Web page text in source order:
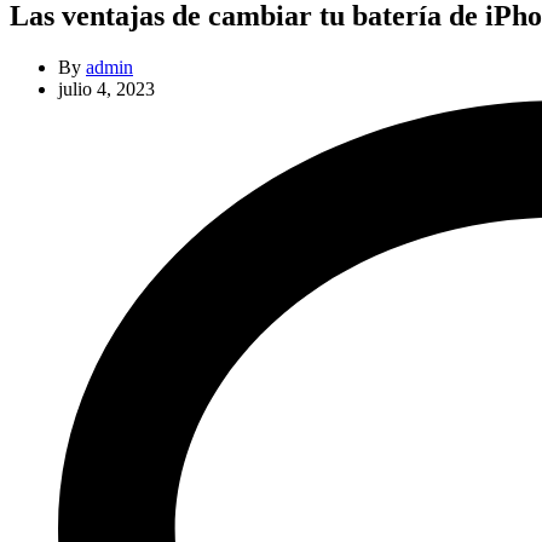
Las ventajas de cambiar tu batería de
By admin
julio 4, 2023